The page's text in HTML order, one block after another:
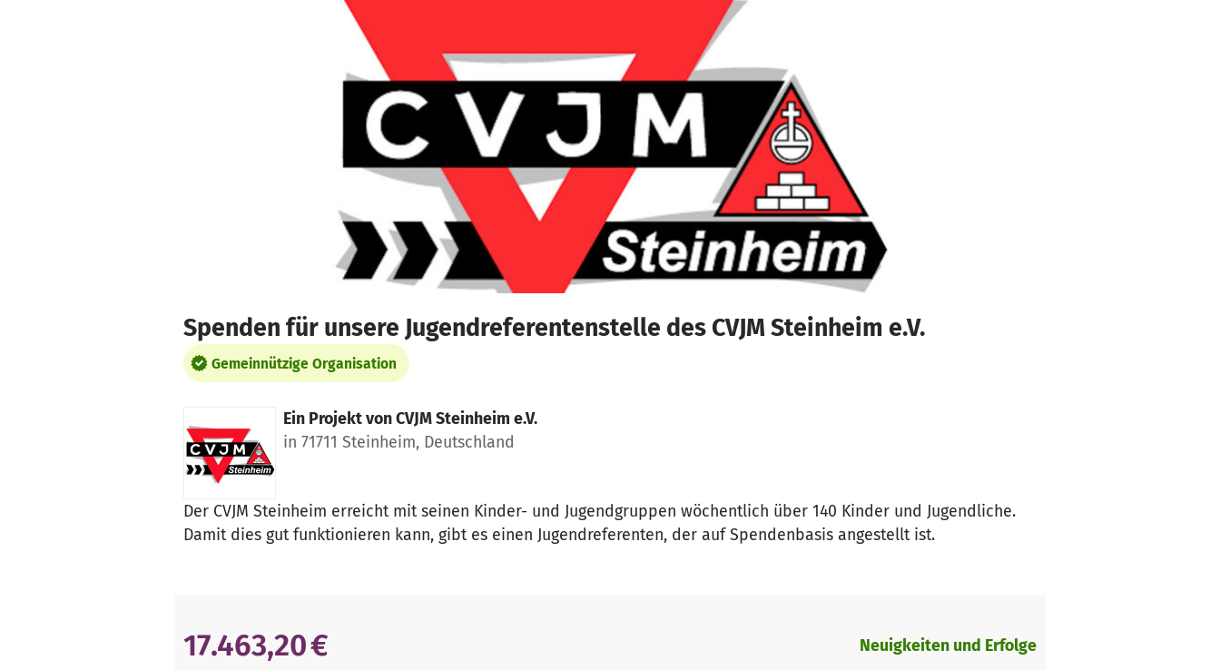
Spenden für unsere Jugendreferentenstelle des CVJM Steinheim e.V.
Gemeinnützige Organisation
Ein Projekt vonCVJM Steinheim e.V.
in 71711 Steinheim, Deutschland
Der CVJM Steinheim erreicht mit seinen Kinder- und Jugendgruppen wöchentlich über 140 Kinder und Jugendliche.
Damit dies gut funktionieren kann, gibt es einen Jugendreferenten, der auf Spendenbasis angestellt ist.
17.463,20 € Neuigkeiten und Erfolge